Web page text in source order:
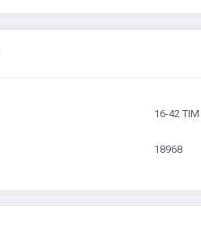
16-42 TIM
18968